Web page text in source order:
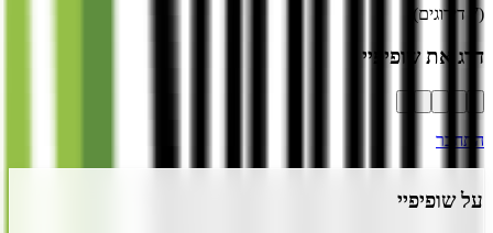
(
7 דירוגים)
דרג אתשופיפיי
התחבר
עלשופיפיי